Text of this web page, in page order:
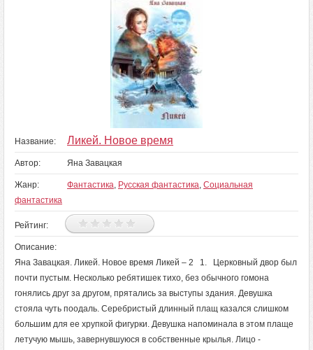
Название: Ликей. Новое время
Автор: Яна Завацкая
Жанр: Фантастика, Русская фантастика, Социальная
фантастика
Рейтинг:
Описание:
Яна Завацкая. Ликей. Новое время Ликей – 2 1. Церковный двор был
почти пустым. Несколько ребятишек тихо, без обычного гомона
гонялись друг за другом, прятались за выступы здания. Девушка
стояла чуть поодаль. Серебристый длинный плащ казался слишком
большим для ее хрупкой фигурки. Девушка напоминала в этом плаще
летучую мышь, завернувшуюся в собственные крылья. Лицо -